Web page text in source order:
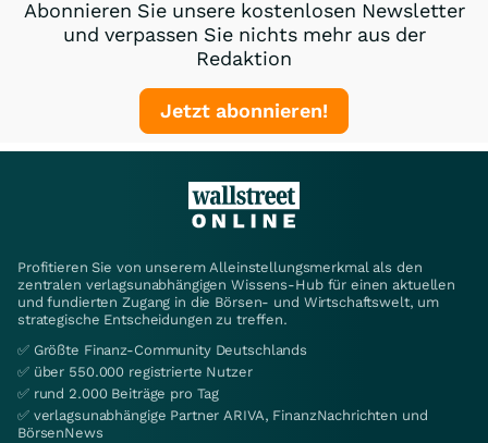
Abonnieren Sie unsere kostenlosen Newsletter
und verpassen Sie nichts mehr aus der
Redaktion
Jetzt abonnieren!
Profitieren Sie von unserem Alleinstellungsmerkmal als den
zentralen verlagsunabhängigen Wissens-Hub für einen aktuellen
und fundierten Zugang in die Börsen- und Wirtschaftswelt, um
strategische Entscheidungen zu treffen.
✅ Größte Finanz-Community Deutschlands
✅ über 550.000 registrierte Nutzer
✅ rund 2.000 Beiträge pro Tag
✅ verlagsunabhängige Partner ARIVA, FinanzNachrichten und
BörsenNews